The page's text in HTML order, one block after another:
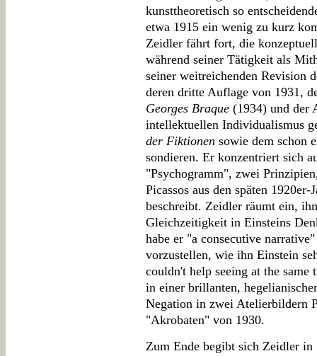
kunsttheoretisch so
etwa 1915 ein wenig zu kurz
Zeidler fährt fort, die
während seiner Tätigkeit als
seiner weitreichenden Revision
deren dritte Auflage von 1931,
Georges Braque (1934) und der
intellektuellen Individualismus
der Fiktionen sowie dem schon
sondieren. Er konzentriert sich
"Psychogramm", zwei
Picassos aus den späten
beschreibt. Zeidler räumt ein,
Gleichzeitigkeit in Einsteins
habe er "a consecutive
vorzustellen, wie ihn Einstein
couldn't help seeing at the
in einer brillanten,
Negation in zwei Atelierbildern
"Akrobaten" von 1930.
Zum Ende begibt sich Zeidler